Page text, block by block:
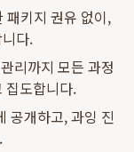
패키지 권유 없이,
다.
리까지 모든 과정
집도합니다.
공개하고, 과잉 진